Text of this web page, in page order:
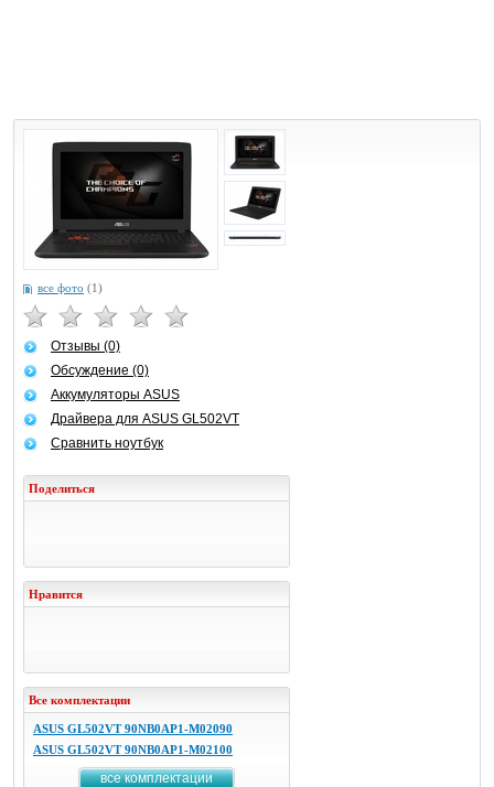
все фото (1)
Отзывы (0)
Обсуждение (0)
Аккумуляторы ASUS
Драйвера для ASUS GL502VT
Сравнить ноутбук
Поделиться
Нравится
Все комплектации
ASUS GL502VT 90NB0AP1-M02090
ASUS GL502VT 90NB0AP1-M02100
все комплектации